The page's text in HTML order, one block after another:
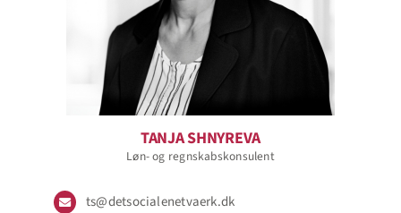
TANJA SHNYREVA
Løn- og regnskabskonsulent
ts@detsocialenetvaerk.dk